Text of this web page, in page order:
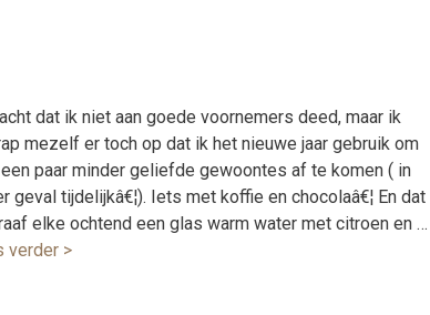
dat ik niet aan goede voornemers deed, maar ik
mezelf er toch op dat ik het nieuwe jaar gebruik om
paar minder geliefde gewoontes af te komen ( in
geval tijdelijkâ€¦). Iets met koffie en chocolaâ€¦ En dat
elke ochtend een glas warm water met citroen en …
verder >